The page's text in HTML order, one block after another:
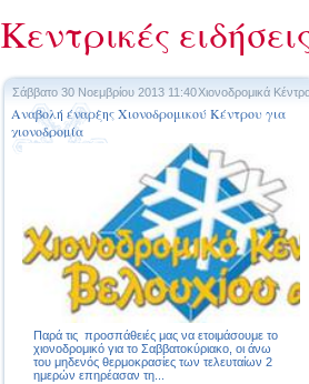
Κεντρικές
Σάββατο 30 Νοεμβρίου 2013 11:40Χιονοδρομικά
Αναβολή έναρξης Χιονοδρομικού Κέντρου για
χιονοδρομία
Παρά τις προσπάθειές μας να ετοιμάσουμε το
χιονοδρομικό για το Σαββατοκύριακο, οι άνω
του μηδενός θερμοκρασίες των τελευταίων 2
ημερών επηρέασαν τη...